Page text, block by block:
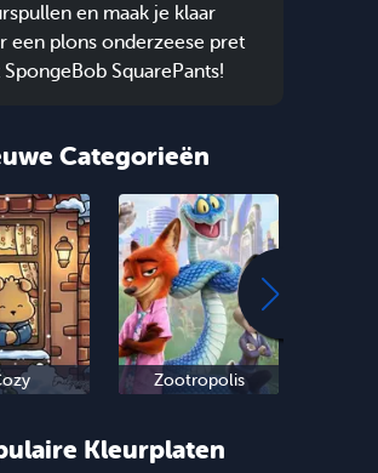
en maak je klaar
een plons onderzeese pret
SpongeBob SquarePants!
Categorieën
Zootropolis
Kleurplaten